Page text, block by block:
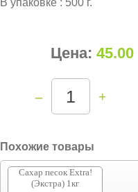
В упаковке : 500 г.
Цена: 45.00
– +
Похожие товары
Сахар песок Extra!
(Экстра) 1кг